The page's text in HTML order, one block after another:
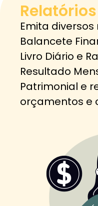
Emita
Balancete
Livro Diário e
Resultado
Patrimonial e
orçamentos e